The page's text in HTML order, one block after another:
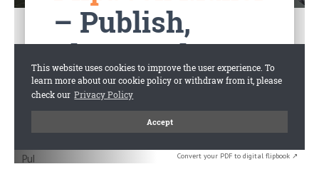
Convert your PDF to digital flipbook ↗